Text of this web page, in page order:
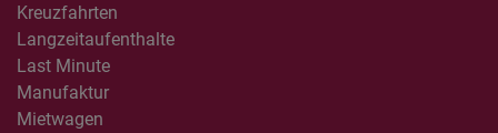
Kreuzfahrten
Langzeitaufenthalte
Last Minute
Manufaktur
Mietwagen